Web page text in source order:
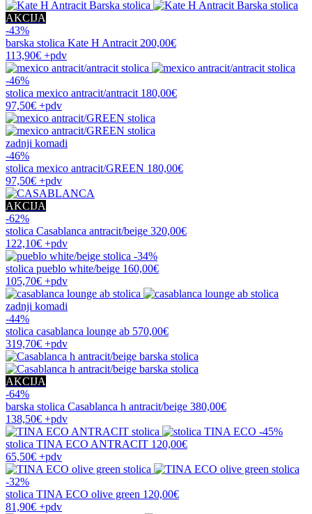
AKCIJA
-43%
barska stolica Kate H Antracit 200,00€
113,90€ +pdv
-46%
stolica mexico antracit/antracit 180,00€
97,50€ +pdv
zadnji komadi
-46%
stolica mexico antracit/GREEN 180,00€
97,50€ +pdv
AKCIJA
-62%
stolica Casablanca antracit/beige 320,00€
122,10€ +pdv
-34%
stolica pueblo white/beige 160,00€
105,70€ +pdv
zadnji komadi
-44%
stolica casablanca lounge ab 570,00€
319,70€ +pdv
AKCIJA
-64%
barska stolica Casablanca h antracit/beige 380,00€
138,50€ +pdv
-45%
stolica TINA ECO ANTRACIT 120,00€
65,50€ +pdv
-32%
stolica TINA ECO olive green 120,00€
81,90€ +pdv